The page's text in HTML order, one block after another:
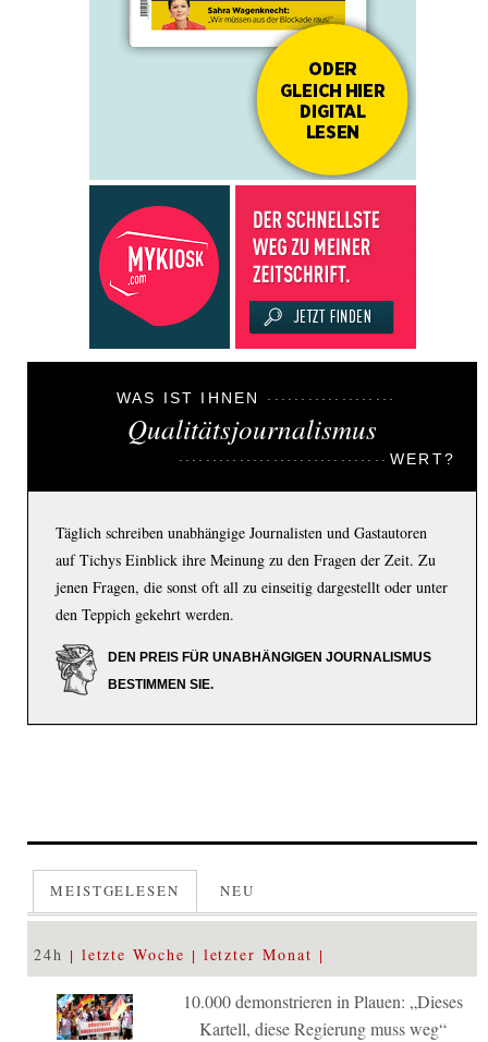
WAS IST IHNEN
Qualitätsjournalismus
WERT?
Täglich schreiben unabhängige Journalisten und Gastautoren
auf Tichys Einblick ihre Meinung zu den Fragen der Zeit. Zu
jenen Fragen, die sonst oft all zu einseitig dargestellt oder unter
den Teppich gekehrt werden.
DEN PREIS FÜR UNABHÄNGIGEN JOURNALISMUS
BESTIMMEN SIE.
MEISTGELESEN NEU
24h letzte Woche letzter Monat
10.000 demonstrieren in Plauen: „Dieses
Kartell, diese Regierung muss weg“